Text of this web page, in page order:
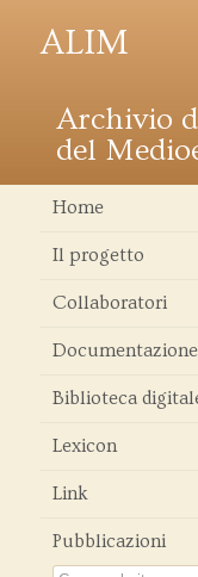
ALIM
Archivio
del
Home
Il progetto
Collaboratori
Documentazione
Biblioteca
Lexicon
Link
Pubblicazioni